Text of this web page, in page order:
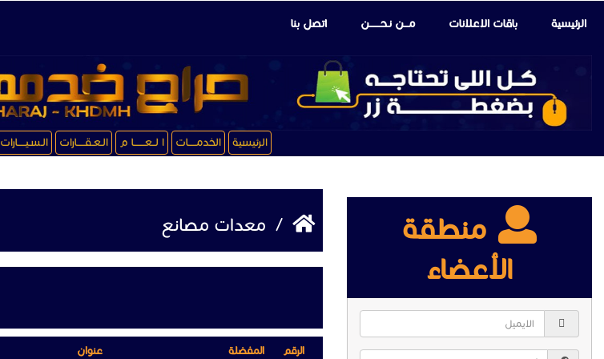
الرئيسية باقات الإعلانات مـــن نـحـــــــن اتصل بنا
الرئيسية الخدمـــــات ا لــعـــــــا م الـعـقـــــارات الـسـيـــــارات
منطقة
الأعضاء
/ معدات مصانع
الرقم المفضلة
عنوان